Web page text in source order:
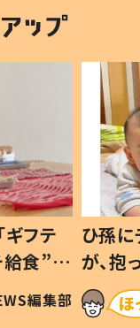
フテ
食”を
の親
編集部
ひ孫
が、
「涙が
い」